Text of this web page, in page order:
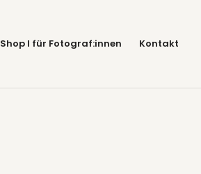
Shop I für Fotograf:innen Kontakt